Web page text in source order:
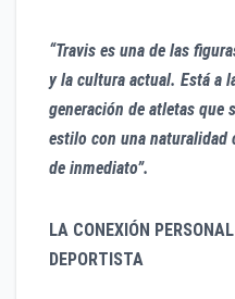
“Travis es una de las
y la cultura actual. Está a
generación de atletas que
estilo con una naturalidad
de inmediato”.
LA CONEXIÓN
DEPORTISTA